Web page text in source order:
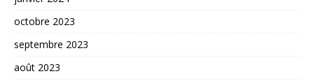
octobre 2023
septembre 2023
août 2023